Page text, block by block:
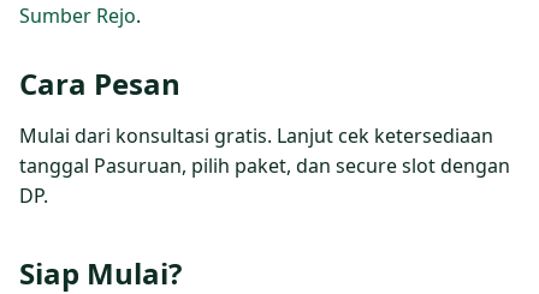
Sumber Rejo.
Cara Pesan
Mulai dari konsultasi gratis. Lanjut cek ketersediaan
tanggal Pasuruan, pilih paket, dan secure slot dengan
DP.
Siap Mulai?